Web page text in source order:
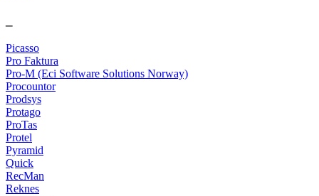
Picasso
Pro Faktura
Pro-M (Eci Software Solutions Norway)
Procountor
Prodsys
Protago
ProTas
Protel
Pyramid
Quick
RecMan
Reknes